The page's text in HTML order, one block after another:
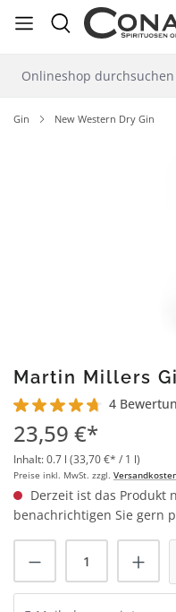
springen
Gin New Western Dry Gin
Martin Millers
Durchschnittliche
4
23,59 €*
Inhalt:0.7 l (33,70 €* / 1 l)
Preise inkl. MwSt. zzgl.
Derzeit ist das Produkt
benachrichtigen Sie gern